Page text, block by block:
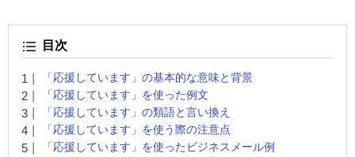
目次
「応援しています」の基本的な意味と背景
「応援しています」を使った例文
「応援しています」の類語と言い換え
「応援しています」を使う際の注意点
「応援しています」を使ったビジネスメール例